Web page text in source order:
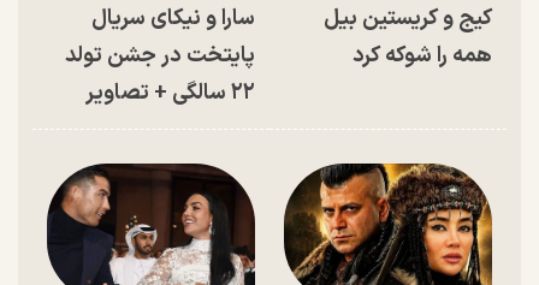
کیج و کریستین بیل
همه را شوکه کرد
سارا و نیکای سریال
پایتخت در جشن تولد
۲۲ سالگی + تصاویر